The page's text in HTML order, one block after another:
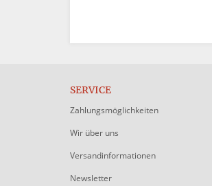
SERVICE
Zahlungsmöglichkeiten
Wir über uns
Versandinformationen
Newsletter